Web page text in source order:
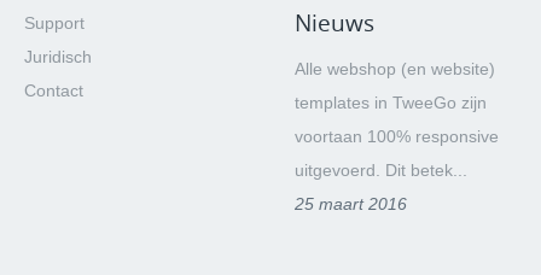
Support
Juridisch
Contact
Nieuws
Alle webshop (en website)
templates in TweeGo zijn
voortaan 100% responsive
uitgevoerd. Dit betek...
25 maart 2016